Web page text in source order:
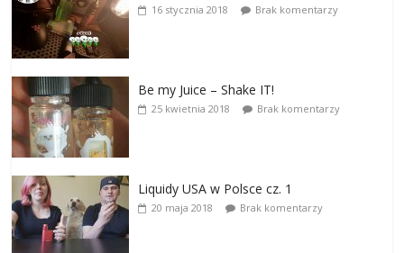
16 stycznia 2018 Brak komentarzy
Be my Juice – Shake IT!
25 kwietnia 2018 Brak komentarzy
Liquidy USA w Polsce cz. 1
20 maja 2018 Brak komentarzy